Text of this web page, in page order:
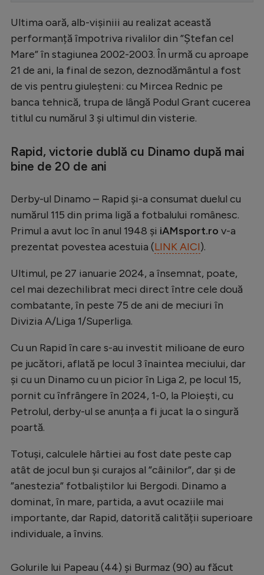
Campionate
Starurile fotbalului
EURO 2024
Stranieri
Clasamente
Handbal
Natație
Formula 1
Gimnastică
Auto
Rugby
Alte sporturi
JO 2024
JO 2026
Intră în cont
Creează cont
Ultima oară, alb-vișiniii au realizat această
performanță împotriva rivalilor din ”Ștefan cel
Mare” în stagiunea 2002-2003. În urmă cu aproape
21 de ani, la final de sezon, deznodământul a fost
de vis pentru giuleșteni: cu Mircea Rednic pe
banca tehnică, trupa de lângă Podul Grant cucerea
titlul cu numărul 3 și ultimul din visterie.
Rapid, victorie dublă cu Dinamo după mai
bine de 20 de ani
Derby-ul Dinamo – Rapid și-a consumat duelul cu
numărul 115 din prima ligă a fotbalului românesc.
Primul a avut loc în anul 1948 și iAMsport.ro v-a
prezentat povestea acestuia (LINK AICI).
Ultimul, pe 27 ianuarie 2024, a însemnat, poate,
cel mai dezechilibrat meci direct între cele două
combatante, în peste 75 de ani de meciuri în
Divizia A/Liga 1/Superliga.
Cu un Rapid în care s-au investit milioane de euro
pe jucători, aflată pe locul 3 înaintea meciului, dar
și cu un Dinamo cu un picior în Liga 2, pe locul 15,
pornit cu înfrângere în 2024, 1-0, la Ploiești, cu
Petrolul, derby-ul se anunța a fi jucat la o singură
poartă.
Totuși, calculele hârtiei au fost date peste cap
atât de jocul bun și curajos al ”câinilor”, dar și de
”anestezia” fotbaliștilor lui Bergodi. Dinamo a
dominat, în mare, partida, a avut ocaziile mai
importante, dar Rapid, datorită calității superioare
individuale, a învins.
Golurile lui Papeau (44) și Burmaz (90) au făcut